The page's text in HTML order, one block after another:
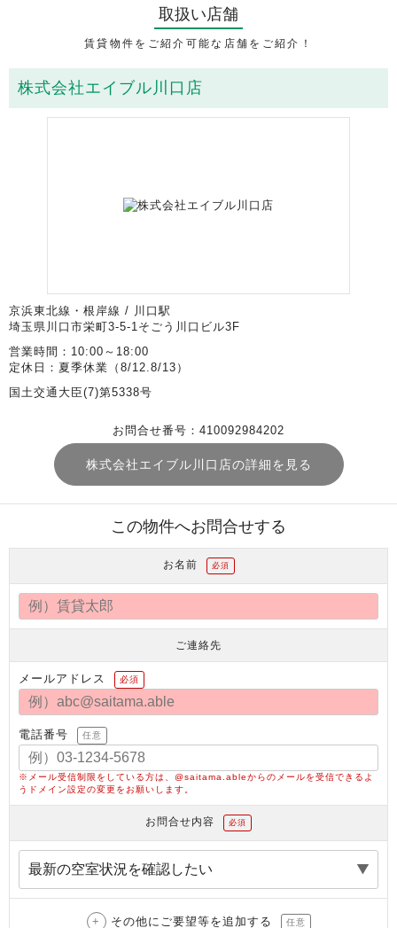
取扱い店舗
賃貸物件をご紹介可能な店舗をご紹介！
株式会社エイブル川口店
京浜東北線・根岸線 / 川口駅
埼玉県川口市栄町3-5-1そごう川口ビル3F
営業時間：10:00～18:00
定休日：夏季休業（8/12.8/13）
国土交通大臣(7)第5338号
お問合せ番号：410092984202
株式会社エイブル川口店の詳細を見る
この物件へお問合せする
お名前 必須
ご連絡先
メールアドレス 必須
電話番号 任意
※メール受信制限をしている方は、@saitama.ableからのメールを受信できるよ
うドメイン設定の変更をお願いします。
お問合せ内容 必須
その他にご要望等を追加する 任意